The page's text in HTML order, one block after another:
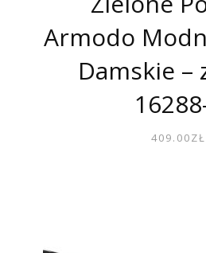
Armodo
Damskie –
409.00ZŁ